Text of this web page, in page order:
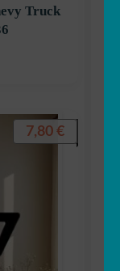
Truck
7,80 €